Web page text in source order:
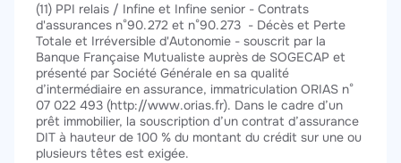
(11) PPI relais / Infine et Infine senior - Contrats
d'assurances n°90.272 et n°90.273 - Décès et Perte
Totale et Irréversible d'Autonomie - souscrit par la
Banque Française Mutualiste auprès de SOGECAP et
présenté par Société Générale en sa qualité
d’intermédiaire en assurance, immatriculation ORIAS n°
07 022 493 (http://www.orias.fr). Dans le cadre d’un
prêt immobilier, la souscription d’un contrat d’assurance
DIT à hauteur de 100 % du montant du crédit sur une ou
plusieurs têtes est exigée.